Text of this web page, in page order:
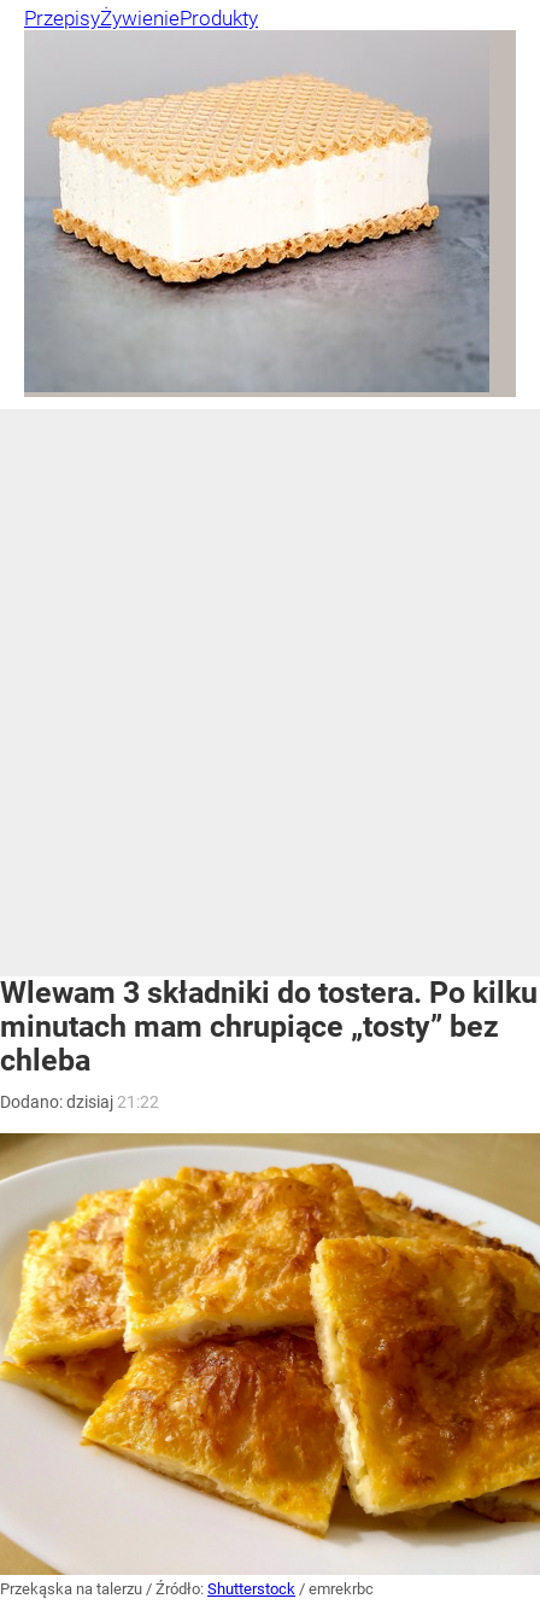
PrzepisyŻywienieProdukty
Wlewam 3 składniki do tostera. Po kilku
minutach mam chrupiące „tosty” bez
chleba
Dodano:dzisiaj 21:22
Przekąska na talerzu / Źródło: Shutterstock / emrekrbc